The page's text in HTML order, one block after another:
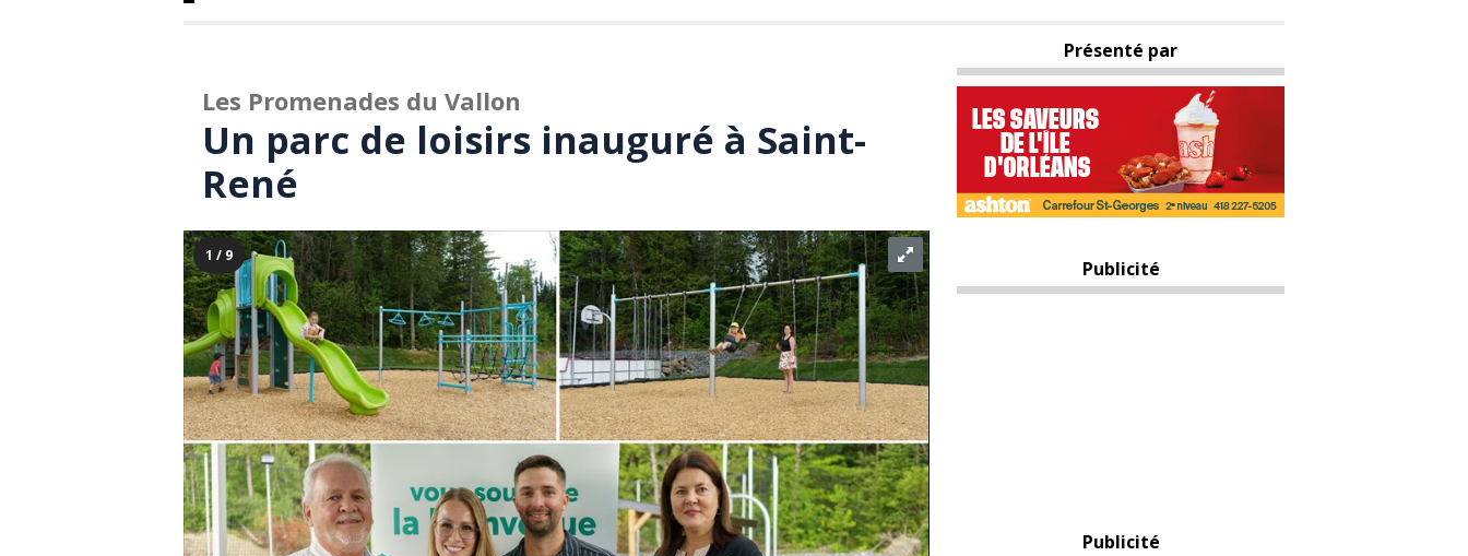
Les Promenades du Vallon
Un parc de loisirs inauguré à Saint-
René
1 / 9
Présenté par
Publicité
Publicité